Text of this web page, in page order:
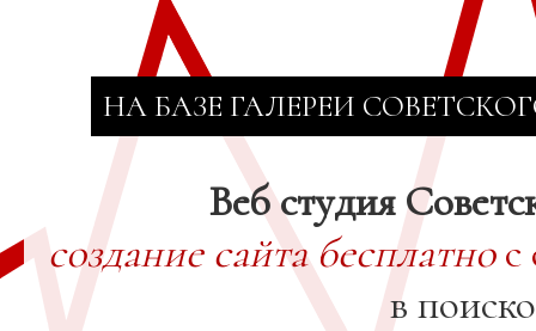
НА БАЗЕ ГАЛЕРЕИ
Веб студия
создание сайта бесплатнос
в